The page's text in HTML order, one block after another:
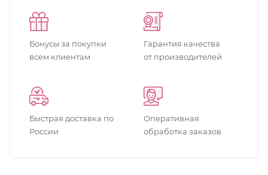
Бонусы за покупки
всем клиентам
Гарантия качества
от производителей
Быстрая доставка по
России
Оперативная
обработка заказов